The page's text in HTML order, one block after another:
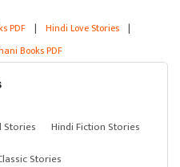
PDF | Hindi Love Stories |
Books PDF
Stories
Hindi Fiction Stories
Stories